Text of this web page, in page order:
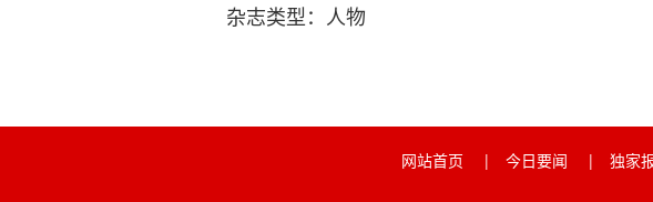
杂志类型：人物
网站首页 | 今日要闻 | 独家